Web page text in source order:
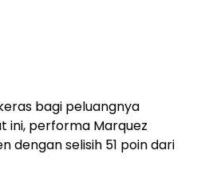
bagi peluangnya
ini, performa Marquez
dengan selisih 51 poin dari